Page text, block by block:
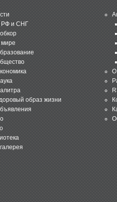
РФ и СНГ
мире
образ жизни
О